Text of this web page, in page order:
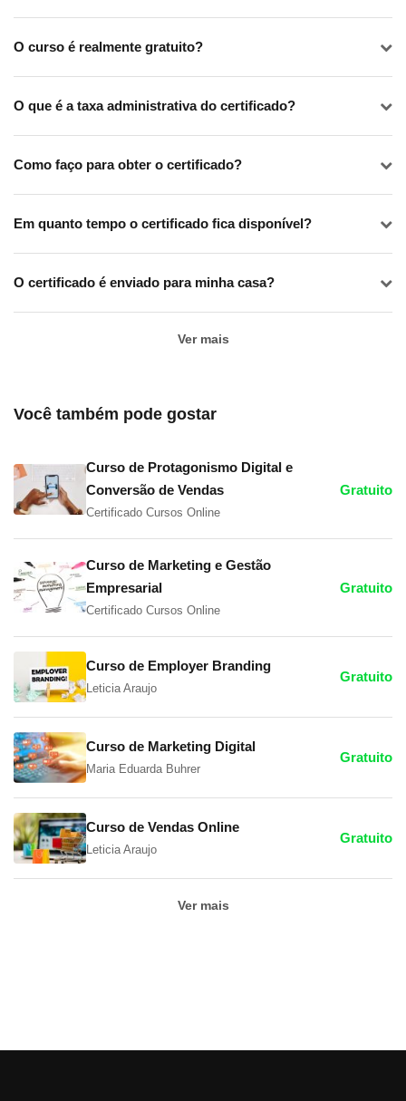
O curso é realmente gratuito?
O que é a taxa administrativa do certificado?
Como faço para obter o certificado?
Em quanto tempo o certificado fica disponível?
O certificado é enviado para minha casa?
Ver mais
Você também pode gostar
Curso de Protagonismo Digital e
Conversão de Vendas
Certificado Cursos Online
Gratuito
Curso de Marketing e Gestão
Empresarial
Certificado Cursos Online
Gratuito
Curso de Employer Branding
Leticia Araujo
Gratuito
Curso de Marketing Digital
Maria Eduarda Buhrer
Gratuito
Curso de Vendas Online
Leticia Araujo
Gratuito
Ver mais